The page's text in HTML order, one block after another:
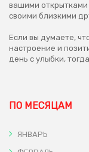
вашими
своими близкими
Если вы думаете,
настроение и
день с улыбки,
ПО МЕСЯЦАМ
ЯНВАРЬ